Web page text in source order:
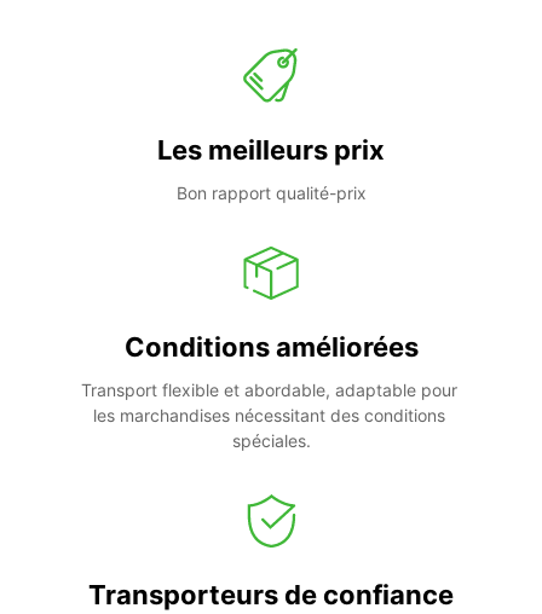
Les meilleurs prix
Bon rapport qualité-prix
Conditions améliorées
Transport flexible et abordable, adaptable pour
les marchandises nécessitant des conditions
spéciales.
Transporteurs de confiance